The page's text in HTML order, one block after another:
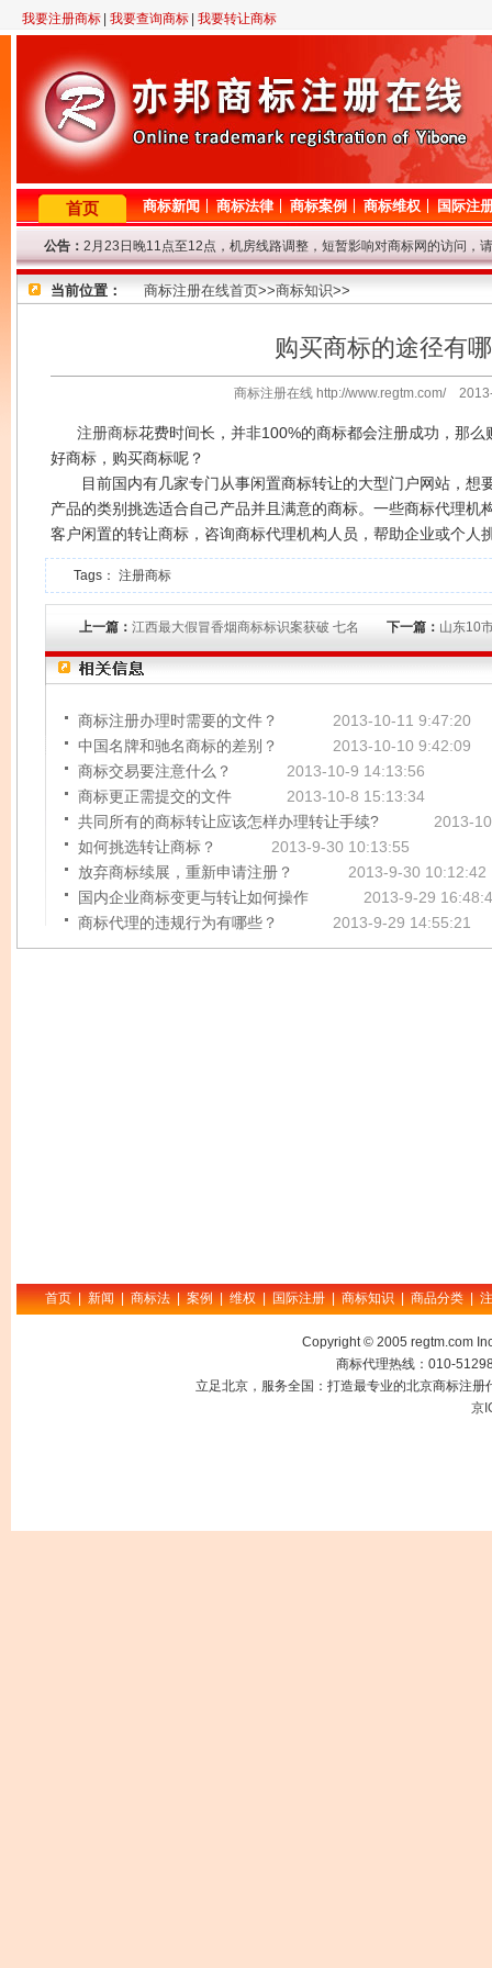
我要注册商标 我要查询商标 我要转让商标
首页 商标新闻 商标法律 商标案例 商标维权 国际注
公告： 2月23日晚11点至12点，机房线路调整，短暂影响对商标网的访问，
因查询咨询量大，提交查询商标信息后请耐心等待，我们争取尽快查
专业商标代理网！商标查询或商标代理问题请登记，我们将尽快给与
因国庆节放假，9.29-10.7号商标局停办一切业务，着急的客户请从速
地理优势不容忽视，注册商标还是选择北京商标注册代理公司好！
当前位置： 商标注册在线首页>>商标知识>>
购买商标的途径有
商标注册在线 http://www.regtm.com/
注册商标花费时间长，并非100%的商标都会注册成功，那
好商标，购买商标呢？
目前国内有几家专门从事闲置商标转让的大型门户网站，想
产品的类别挑选适合自己产品并且满意的商标。一些商标代理机
客户闲置的转让商标，咨询商标代理机构人员，帮助企业或个人
Tags： 注册商标
上一篇： 江西最大假冒香烟商标标识案获破 七名 下一篇： 山东10
商标注册办理时需要的文件？
2013-10-11 9:47:20
中国名牌和驰名商标的差别？
2013-10-10 9:42:09
商标交易要注意什么？
2013-10-9 14:13:56
商标更正需提交的文件
2013-10-8 15:13:34
共同所有的商标转让应该怎样办理转让手续?
2013-
如何挑选转让商标？
2013-9-30 10:13:55
放弃商标续展，重新申请注册？
2013-9-30 10:12:42
国内企业商标变更与转让如何操作
2013-9-29
商标代理的违规行为有哪些？
2013-9-29 14:55:21
首页 | 新闻 | 商标法 | 案例 | 维权 | 国际注册 | 商标知识 | 商品分类 |
Copyright © 2005 regtm.com
商标代理热线：010-
立足北京，服务全国：打造最专业的北京商标注
京